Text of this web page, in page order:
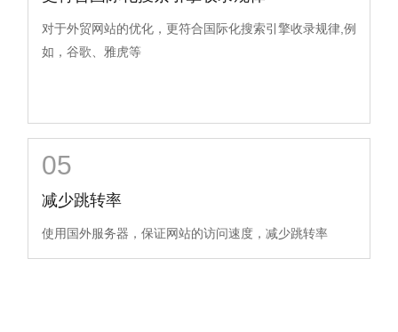
对于外贸网站的优化，更符合国际化搜索引擎收录规律,例
如，谷歌、雅虎等
05
减少跳转率
使用国外服务器，保证网站的访问速度，减少跳转率